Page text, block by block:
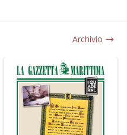
Archivio